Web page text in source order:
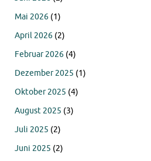
Mai 2026 (1)
April 2026 (2)
Februar 2026 (4)
Dezember 2025 (1)
Oktober 2025 (4)
August 2025 (3)
Juli 2025 (2)
Juni 2025 (2)